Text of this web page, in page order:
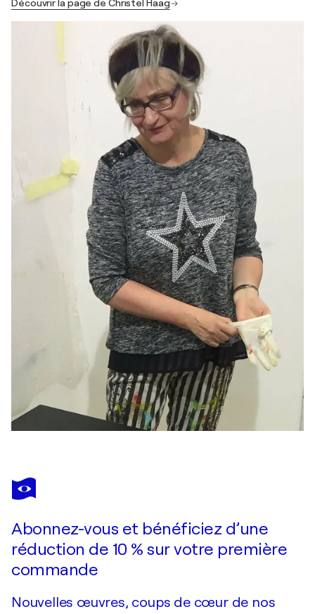
Découvrir la page de Christel Haag
Abonnez-vous et bénéficiez d’une
réduction de 10 % sur votre première
commande
Nouvelles œuvres, coups de cœur de nos